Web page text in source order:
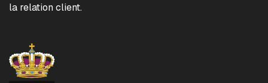
la relation client.